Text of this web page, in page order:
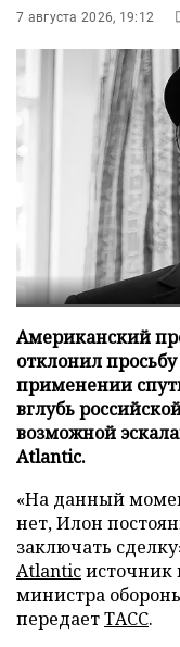
7 августа 2026, 19:12
Американский
отклонил
применении
вглубь
возможной
Atlantic.
«На данный
нет, Илон
заключать
Atlanticисточник
министра
передаетТАСС.